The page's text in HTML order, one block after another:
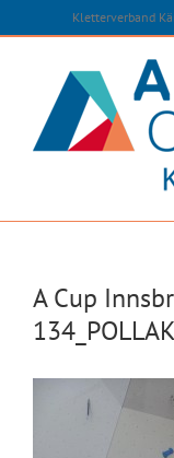
Inhalt
Kletterverband
A Cup
134_POLLAK